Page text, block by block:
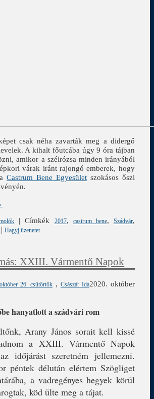
csak néha zavarták meg a didergő
A kihalt főutcába úgy 9 óra tájban
amikor a szélrózsa minden irányából
várak iránt rajongó emberek, hogy
aCastrum Bene Egyesületszokásos őszi
|Címkék 2017, castrum bene, Szádvár,
|Hagyj üzenetet
XXIII. Vármentő Napok
26. csütörtök , Császár Ida2020. október
hanyatlott a szádvári rom
Arany János sorait kell kissé
a XXIII. Vármentő Napok
időjárást szeretném jellemezni.
péntek délután elértem Szögliget
a vadregényes hegyek körül
köd ülte meg a tájat.